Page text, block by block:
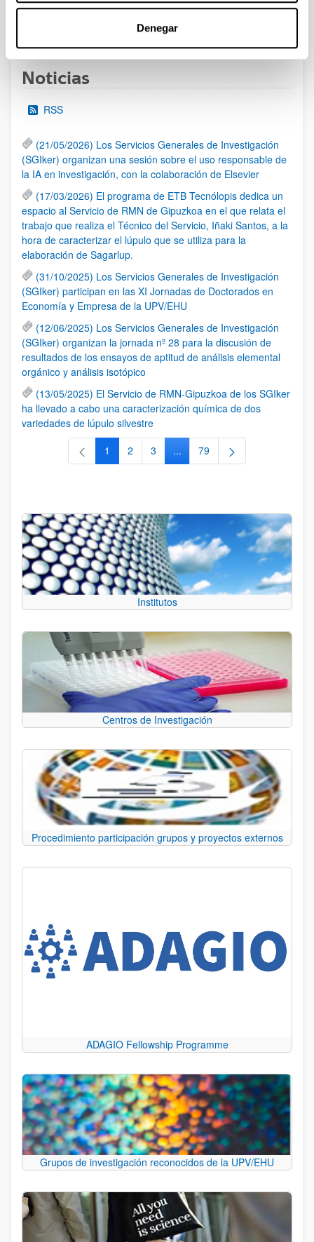
Denegar
Páginas intermedias Use TAB para desplazarse.
PáginaPágina
13 14
Noticias
RSS
(21/05/2026) Los Servicios Generales de Investigación
(SGIker) organizan una sesión sobre el uso responsable de
la IA en investigación, con la colaboración de Elsevier
(17/03/2026) El programa de ETB Tecnólopis dedica un
espacio al Servicio de RMN de Gipuzkoa en el que relata el
trabajo que realiza el Técnico del Servicio, Iñaki Santos, a la
hora de caracterizar el lúpulo que se utiliza para la
elaboración de Sagarlup.
(31/10/2025) Los Servicios Generales de Investigación
(SGIker) participan en las XI Jornadas de Doctorados en
Economía y Empresa de la UPV/EHU
(12/06/2025) Los Servicios Generales de Investigación
(SGIker) organizan la jornada nº 28 para la discusión de
resultados de los ensayos de aptitud de análisis elemental
orgánico y análisis isotópico
(13/05/2025) El Servicio de RMN-Gipuzkoa de los SGIker
ha llevado a cabo una caracterización química de dos
variedades de lúpulo silvestre
Página
1 Página
2 Página
3 ...Páginas intermedias Use TAB
Página
79
Institutos
Centros de Investigación
Procedimiento participación grupos y proyectos externos
ADAGIO Fellowship Programme
Grupos de investigación reconocidos de la UPV/EHU